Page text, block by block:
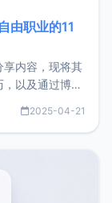
由职业的11
享内容，现将其
以及通过博客
。自我介绍大
2025-04-21